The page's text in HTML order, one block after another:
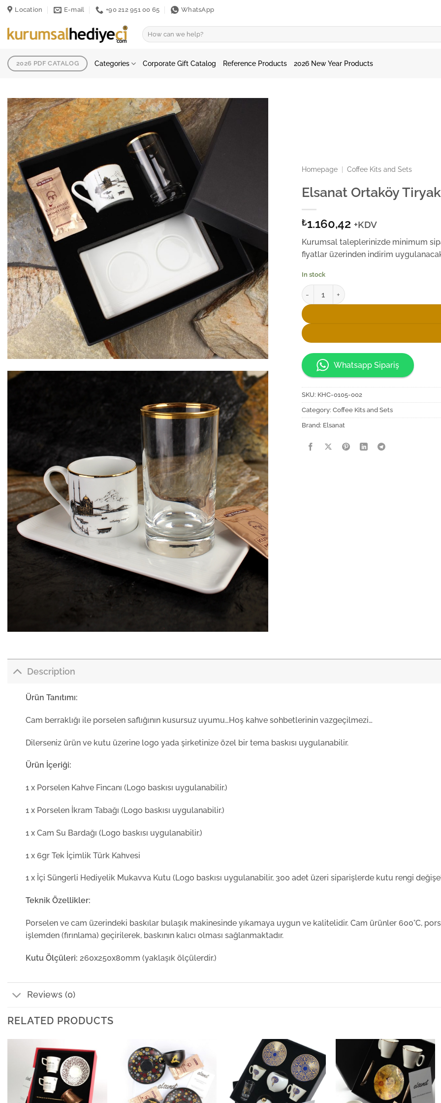
Skip
content
Location E-mail +90 212 951 00 65 WhatsApp
Search
for:
2026 PDF CATALOG Categories Corporate Gift Catalog Reference Products 2026 New Year Products
Homepage Coffee Kits and Sets
Elsanat Ortaköy
₺1.160,42 +KDV
Kurumsal taleplerinizde minimum
fiyatlar üzerinden indirim
In stock
Elsanat Ortaköy Tiryaki Kahve Kiti quantity
Whatsapp Sipariş
SKU: KHC-0105-002
Category: Coffee Kits and Sets
Brand: Elsanat
Description
Ürün Tanıtımı:
Cam berraklığı ile porselen saflığının kusursuz uyumu…Hoş kahve sohbetlerinin vazgeçilmezi…
Dilerseniz ürün ve kutu üzerine logo yada şirketinize özel bir tema baskısı uygulanabilir.
Ürün İçeriği:
1 x Porselen Kahve Fincanı (Logo baskısı uygulanabilir.)
1 x Porselen İkram Tabağı (Logo baskısı uygulanabilir.)
1 x Cam Su Bardağı (Logo baskısı uygulanabilir.)
1 x 6gr Tek İçimlik Türk Kahvesi
1 x İçi Süngerli Hediyelik Mukavva Kutu (Logo baskısı uygulanabilir, 300 adet üzeri siparişlerde kutu rengi
Teknik Özellikler:
Porselen ve cam üzerindeki baskılar bulaşık makinesinde yıkamaya uygun ve kalitelidir. Cam ürünler 600°C,
işlemden (fırınlama) geçirilerek, baskının kalıcı olması sağlanmaktadır.
Kutu Ölçüleri: 260x250x80mm (yaklaşık ölçülerdir.)
Reviews (0)
RELATED PRODUCTS